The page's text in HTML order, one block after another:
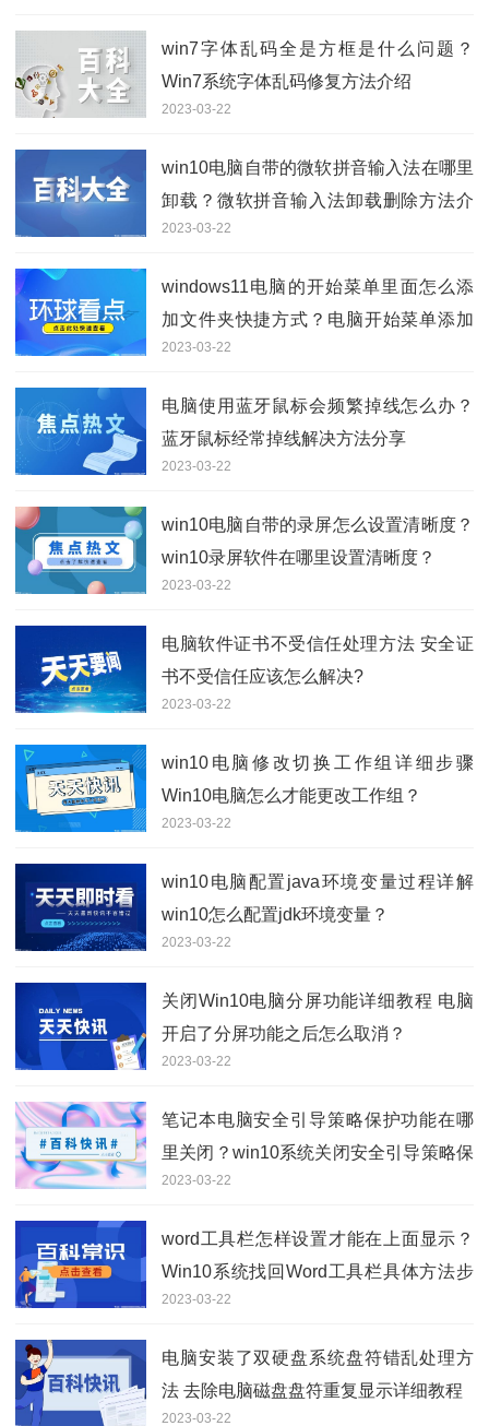
win7字体乱码全是方框是什么问题？
Win7系统字体乱码修复方法介绍
2023-03-22
win10电脑自带的微软拼音输入法在哪里
卸载？微软拼音输入法卸载删除方法介
绍
2023-03-22
windows11电脑的开始菜单里面怎么添
加文件夹快捷方式？电脑开始菜单添加
快捷方式方法
2023-03-22
电脑使用蓝牙鼠标会频繁掉线怎么办？
蓝牙鼠标经常掉线解决方法分享
2023-03-22
win10电脑自带的录屏怎么设置清晰度？
win10录屏软件在哪里设置清晰度？
2023-03-22
电脑软件证书不受信任处理方法 安全证
书不受信任应该怎么解决?
2023-03-22
win10电脑修改切换工作组详细步骤
Win10电脑怎么才能更改工作组？
2023-03-22
win10电脑配置java环境变量过程详解
win10怎么配置jdk环境变量？
2023-03-22
关闭Win10电脑分屏功能详细教程 电脑
开启了分屏功能之后怎么取消？
2023-03-22
笔记本电脑安全引导策略保护功能在哪
里关闭？win10系统关闭安全引导策略保
护方法教程
2023-03-22
word工具栏怎样设置才能在上面显示？
Win10系统找回Word工具栏具体方法步
骤
2023-03-22
电脑安装了双硬盘系统盘符错乱处理方
法 去除电脑磁盘盘符重复显示详细教程
2023-03-22